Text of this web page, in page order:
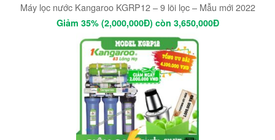
Máy lọc nước Kangaroo KGRP12 – 9 lõi lọc – Mẫu mới 2022
Giảm 35% (2,000,000Đ) còn 3,650,000Đ